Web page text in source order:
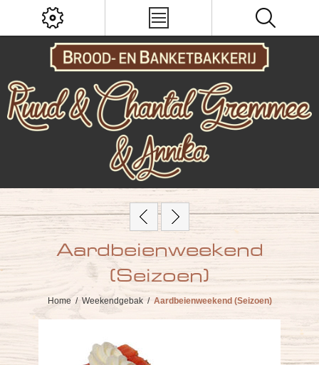
Aardbeienweekend
(Seizoen)
Home / Weekendgebak / Aardbeienweekend (Seizoen)